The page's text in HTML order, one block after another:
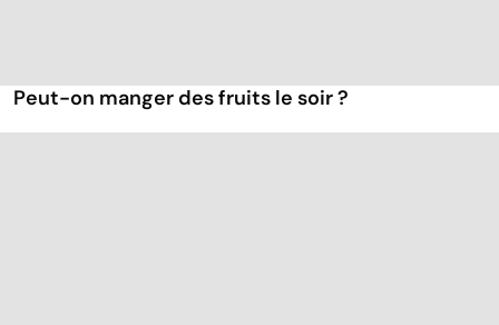
Peut-on manger des fruits le soir ?